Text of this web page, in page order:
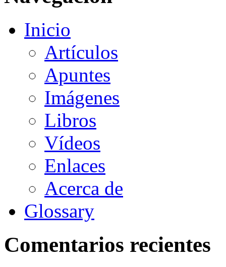
Inicio
Artículos
Apuntes
Imágenes
Libros
Vídeos
Enlaces
Acerca de
Glossary
Comentarios recientes